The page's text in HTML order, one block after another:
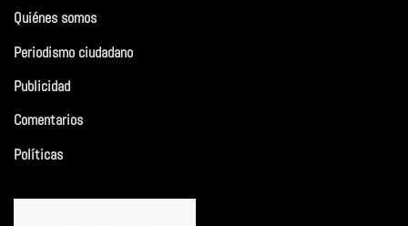
Quiénes somos
Periodismo ciudadano
Publicidad
Comentarios
Políticas